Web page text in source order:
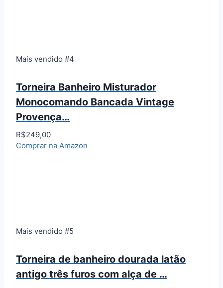
Mais vendido #4
Torneira Banheiro Misturador
Monocomando Bancada Vintage
Provença…
R$249,00
Comprar na Amazon
Mais vendido #5
Torneira de banheiro dourada latão
antigo três furos com alça de …